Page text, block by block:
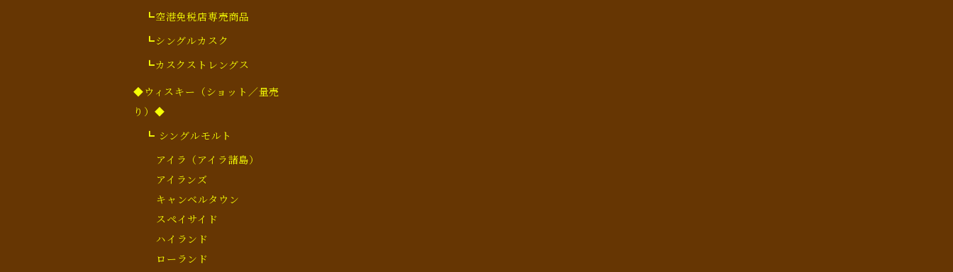
┗空港免税店専売商品
┗シングルカスク
┗カスクストレングス
◆ウィスキー（ショット／量売
り）◆
┗ シングルモルト
アイラ（アイラ諸島）
アイランズ
キャンベルタウン
スペイサイド
ハイランド
ローランド